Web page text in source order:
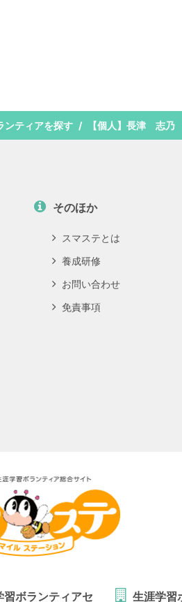
ンティアを探す 【個人】長津 志乃
そのほか
スマステとは
養成研修
お問い合わせ
免責事項
習ボランティアセ 生涯学習